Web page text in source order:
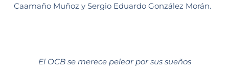
Caamaño Muñoz y Sergio Eduardo González Morán.
El OCB se merece pelear por sus sueños